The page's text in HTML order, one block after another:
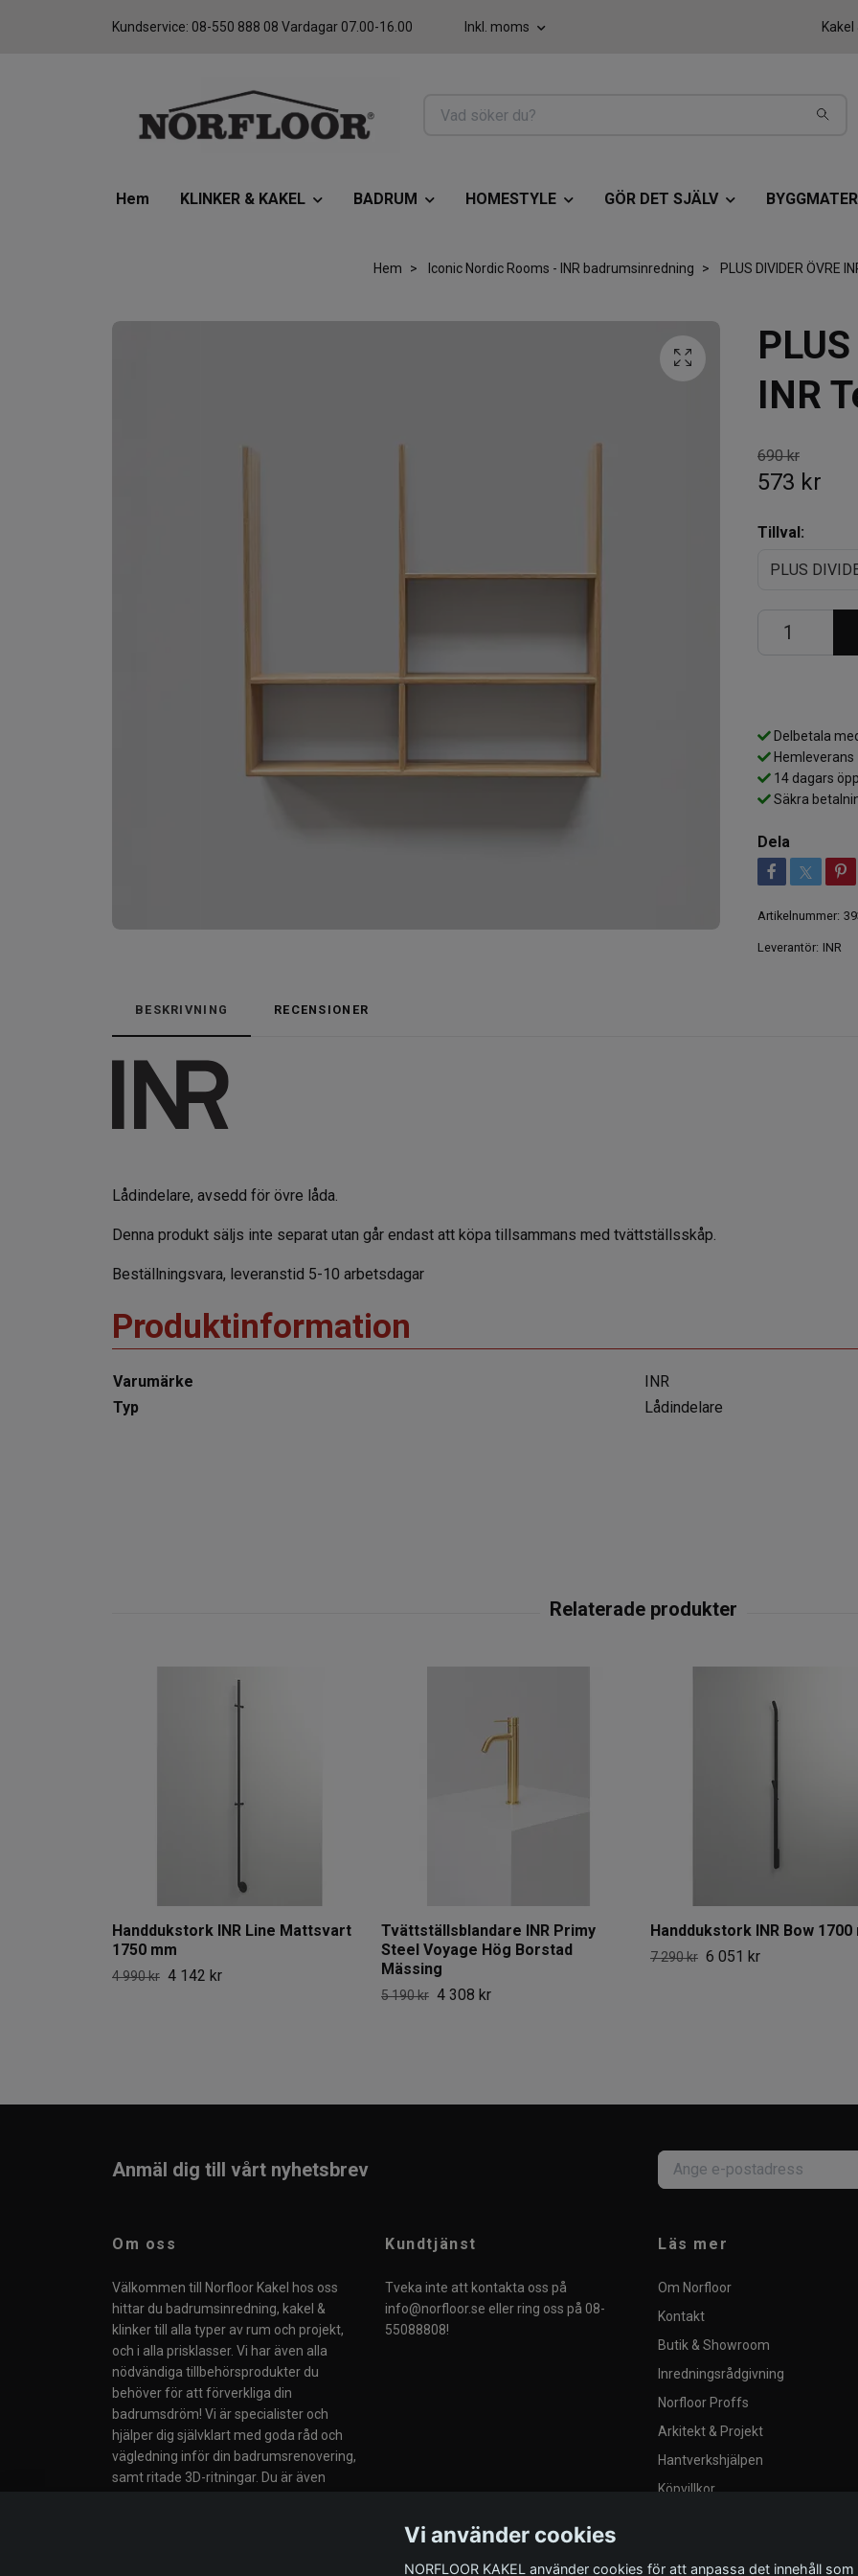
Kundservice: 08-550 888 08 Vardagar 07.00-16.00 Inkl. moms
Hem KLINKER & KAKEL BADRUM HOMESTYLE GÖR DET SJÄLV
Hem Iconic Nordic Rooms - INR badrumsinredning PLUS DIVIDER ÖVRE
INR
690 kr
573 kr
Tillval:
PLUS
Delbetala
Hemleverans
14 dagars
Säkra
Dela
Artikelnummer:
Leverantör: INR
BESKRIVNING RECENSIONER
Lådindelare, avsedd för övre låda.
Denna produkt säljs inte separat utan går endast att köpa tillsammans med tvättställsskåp.
Beställningsvara, leveranstid 5-10 arbetsdagar
Produktinformation
Varumärke
INR
Typ
Lådindelare
Handdukstork INR Line Mattsvart
1750 mm
4 990 kr 4 142 kr
Tvättställsblandare INR Primy
Steel Voyage Hög Borstad
Mässing
5 190 kr 4 308 kr
Handdukstork INR Bow 1700
7 290 kr 6 051 kr
Anmäl dig till vårt nyhetsbrev
Om oss
Välkommen till Norfloor Kakel hos oss
hittar du badrumsinredning, kakel &
klinker till alla typer av rum och projekt,
och i alla prisklasser. Vi har även alla
nödvändiga tillbehörsprodukter du
behöver för att förverkliga din
badrumsdröm! Vi är specialister och
hjälper dig självklart med goda råd och
vägledning inför din badrumsrenovering,
samt ritade 3D-ritningar. Du är även
Kundtjänst
Tveka inte att kontakta oss på
info@norfloor.se eller ring oss på 08-
55088808!
Läs mer
Om Norfloor
Kontakt
Butik & Showroom
Inredningsrådgivning
Norfloor Proffs
Arkitekt & Projekt
Hantverkshjälpen
Köpvillkor
Vi använder cookies
NORFLOOR KAKEL använder cookies för att anpassa det innehåll som